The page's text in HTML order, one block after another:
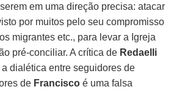
em uma direção precisa: atacar
por muitos pelo seu compromisso
migrantes etc., para levar a Igreja
pré-conciliar. A crítica de Redaelli
dialética entre seguidores de
de Francisco é uma falsa